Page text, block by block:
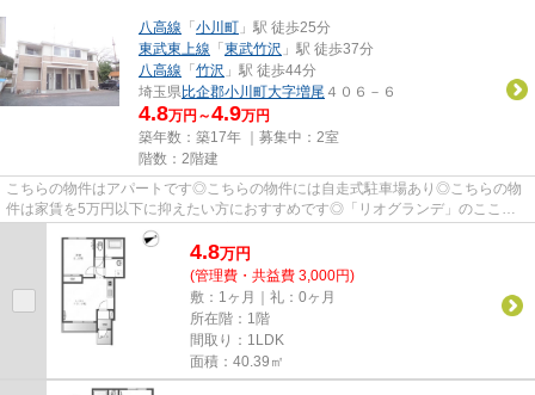
八高線 「 小川町 」駅 徒歩25分
東武東上線 「 東武竹沢 」駅 徒歩37分
八高線 「 竹沢 」駅 徒歩44分
埼玉県比企郡小川町大字増尾 ４０６－６
4.8万円～4.9万円
築年数：築17年 ｜募集中： 2室
階数：2階建
こちらの物件はアパートです◎こちらの物件には自走式駐車場あり◎こちらの物
件は家賃を5万円以下に抑えたい方におすすめです◎「リオグランデ」のここが
イチオシ◎できるだけ早めに不動産...
4.8万円
(管理費・共益費 3,000円)
敷：1ヶ月｜礼：0ヶ月
所在階：1階
間取り：1LDK
面積：40.39㎡